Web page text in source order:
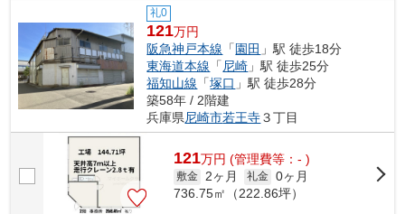
礼0
121万円
阪急神戸本線 「園田 」駅 徒歩18分
東海道本線 「 尼崎 」駅 徒歩25分
福知山線 「塚口 」駅 徒歩28分
築58年 / 2階建
兵庫県尼崎市若王寺３丁目
121万円 (管理費等：- )
敷金 2ヶ月 礼金 0ヶ月
736.75㎡（222.86坪）